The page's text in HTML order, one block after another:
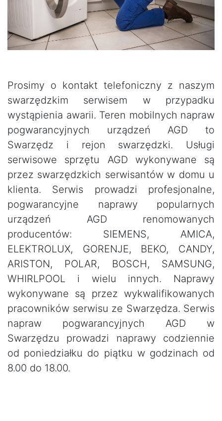
Prosimy o kontakt telefoniczny z naszym
swarzędzkim serwisem w przypadku
wystąpienia awarii. Teren mobilnych napraw
pogwarancyjnych urządzeń AGD to
Swarzędz i rejon swarzędzki. Usługi
serwisowe sprzętu AGD wykonywane są
przez swarzędzkich serwisantów w domu u
klienta. Serwis prowadzi profesjonalne,
pogwarancyjne naprawy popularnych
urządzeń AGD renomowanych
producentów: SIEMENS, AMICA,
ELEKTROLUX, GORENJE, BEKO, CANDY,
ARISTON, POLAR, BOSCH, SAMSUNG,
WHIRLPOOL i wielu innych. Naprawy
wykonywane są przez wykwalifikowanych
pracowników serwisu ze Swarzędza. Serwis
napraw pogwarancyjnych AGD w
Swarzędzu prowadzi naprawy codziennie
od poniedziałku do piątku w godzinach od
8.00 do 18.00.